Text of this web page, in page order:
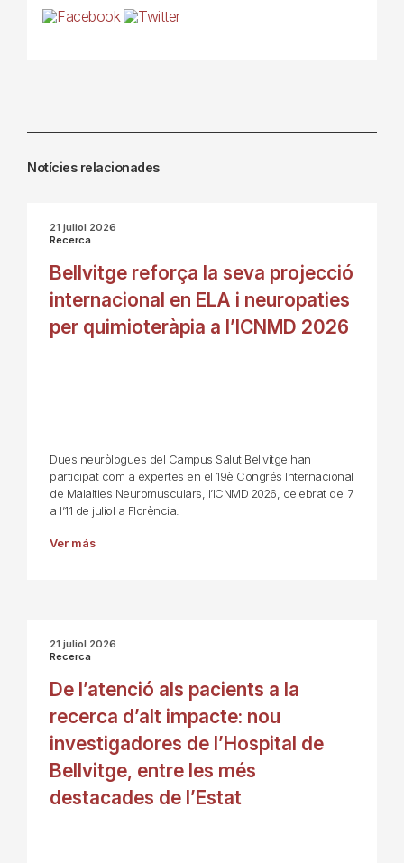
Notícies relacionades
21 juliol 2026
Recerca
Bellvitge reforça la seva projecció
internacional en ELA i neuropaties
per quimioteràpia a l’ICNMD 2026
Dues neuròlogues del Campus Salut Bellvitge han
participat com a expertes en el 19è Congrés Internacional
de Malalties Neuromusculars, l’ICNMD 2026, celebrat del 7
a l’11 de juliol a Florència.
Ver más
21 juliol 2026
Recerca
De l’atenció als pacients a la
recerca d’alt impacte: nou
investigadores de l’Hospital de
Bellvitge, entre les més
destacades de l’Estat